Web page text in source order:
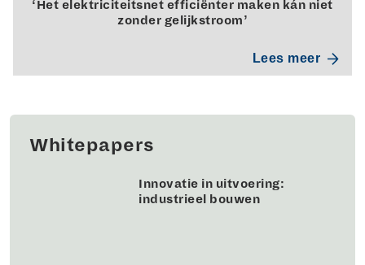
‘Het elektriciteitsnet efficiënter maken kán niet
zonder gelijkstroom’
Lees meer
Whitepapers
Innovatie in uitvoering:
industrieel bouwen